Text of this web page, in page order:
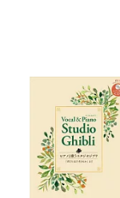
ひたきゆう(1)
ぴろぶどう(1)